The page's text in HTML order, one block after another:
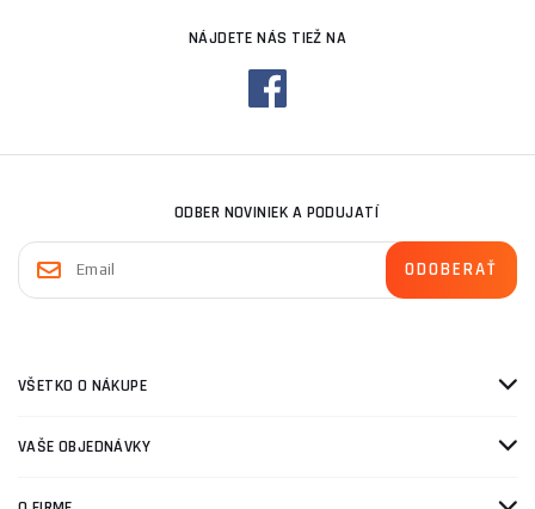
NÁJDETE NÁS TIEŽ NA
ODBER NOVINIEK A PODUJATÍ
VŠETKO O NÁKUPE
VAŠE OBJEDNÁVKY